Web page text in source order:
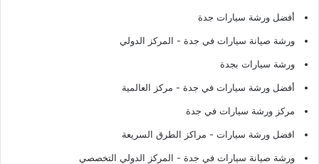
أفضل ورشة سيارات جدة
ورشة صيانة سيارات في جدة - المركز الدولي
ورشة سيارات بجدة
أفضل ورشة سيارات في جدة - مركز العالمية
مركز ورشة سيارات في جدة
افضل ورشة سيارات - مراكز الطرق السريعة
ورشة صيانة سيارات في جدة - المركز الدولي التخصصي